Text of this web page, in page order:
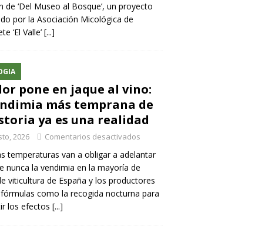
de ‘Del Museo al Bosque’, un proyecto
por la Asociación Micológica de
‘El Valle’ [...]
pone en jaque al vino:
más temprana de
ya es una realidad
2026 Comentarios desactivados
temperaturas van a obligar a adelantar
nunca la vendimia en la mayoría de
viticultura de España y los productores
como la recogida nocturna para
los efectos [...]